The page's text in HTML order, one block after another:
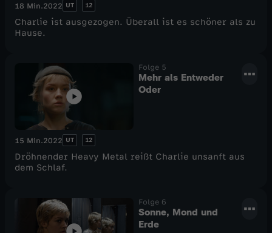
18 Min.2022 UT 12
Charlie ist ausgezogen. Überall ist es schöner als zu
Hause.
Folge 5
Mehr als Entweder
Oder
15 Min.2022 UT 12
Dröhnender Heavy Metal reißt Charlie unsanft aus
dem Schlaf.
Folge 6
Sonne, Mond und
Erde